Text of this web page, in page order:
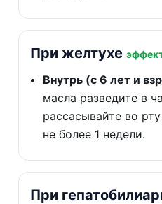
При желтухе
Внутрь (с 6 лет и
масла разведите в
рассасывайте во
не более 1 недели.
При